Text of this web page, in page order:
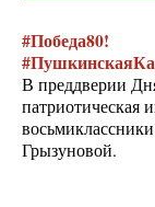
#Победа80!
В преддверии
патриотическая
Грызуновой.